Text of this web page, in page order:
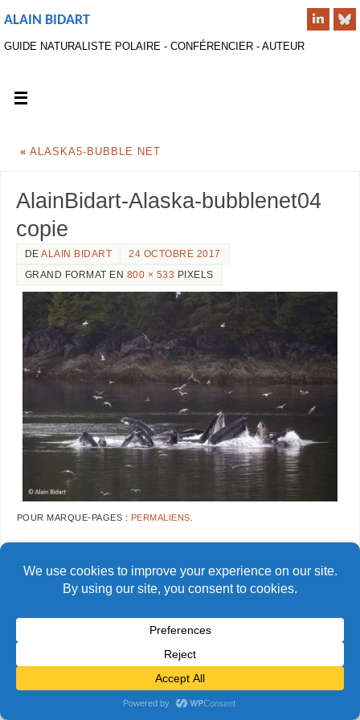
ALAIN BIDART
GUIDE NATURALISTE POLAIRE - CONFÉRENCIER - AUTEUR
« ALASKA5-BUBBLE NET
AlainBidart-Alaska-bubblenet04
copie
DEALAIN BIDART
24 OCTOBRE 2017
GRAND FORMAT EN 800 × 533 PIXELS
POUR MARQUE-PAGES : PERMALIENS
AlainBidart-Alaska-bubblenet03
AlainBidart-Alaska-bubblenet05
© Alain Bidart (2026) - Tous droits réservés
FIÈREMENT PROPULSÉ PAR